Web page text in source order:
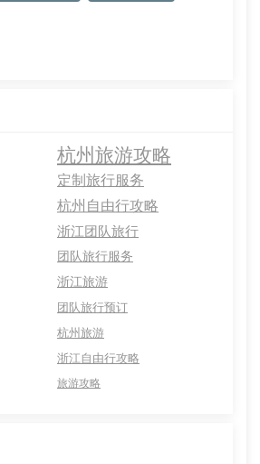
杭州旅游攻略
定制旅行服务
杭州自由行攻略
浙江团队旅行
团队旅行服务
浙江旅游
团队旅行预订
杭州旅游
浙江自由行攻略
旅游攻略